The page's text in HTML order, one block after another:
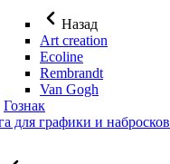
Назад
Art creation
Ecoline
Rembrandt
Van Gogh
Гознак
для графики и набросков